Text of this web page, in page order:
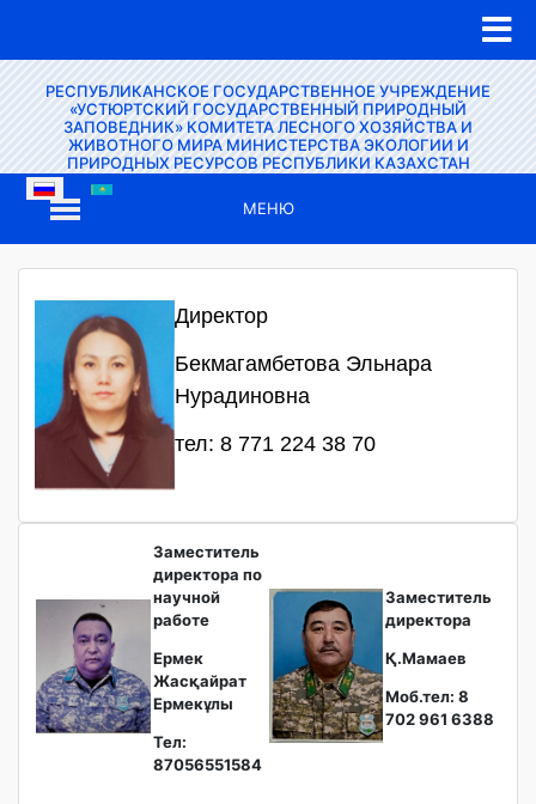
РЕСПУБЛИКАНСКОЕ ГОСУДАРСТВЕННОЕ УЧРЕЖДЕНИЕ
«УСТЮРТСКИЙ ГОСУДАРСТВЕННЫЙ ПРИРОДНЫЙ
ЗАПОВЕДНИК» КОМИТЕТА ЛЕСНОГО ХОЗЯЙСТВА И
ЖИВОТНОГО МИРА МИНИСТЕРСТВА ЭКОЛОГИИ И
ПРИРОДНЫХ РЕСУРСОВ РЕСПУБЛИКИ КАЗАХСТАН
МЕНЮ
Директор
Бекмагамбетова Эльнара
Нурадиновна
тел: 8 771 224 38 70
Заместитель
директора по
научной
работе
Ермек
Жасқайрат
Ермекұлы
Тел:
87056551584
Заместитель
директора
Қ.Мамаев
Моб.тел: 8
702 961 6388